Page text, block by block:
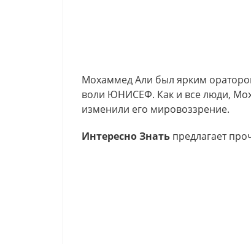
Мохаммед Али был ярким
воли ЮНИСЕФ. Как и все люди,
изменили его мировоззрение.
Интересно Знать предлагает